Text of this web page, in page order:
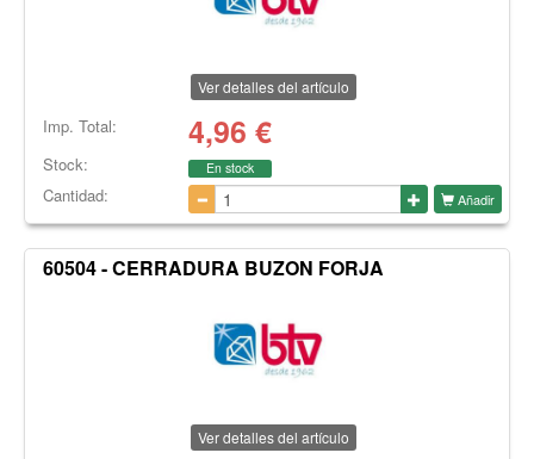
Ver detalles del artículo
Imp. Total: 4,96 €
Stock: En stock
Cantidad: Añadir
60504 - CERRADURA BUZON FORJA
Ver detalles del artículo